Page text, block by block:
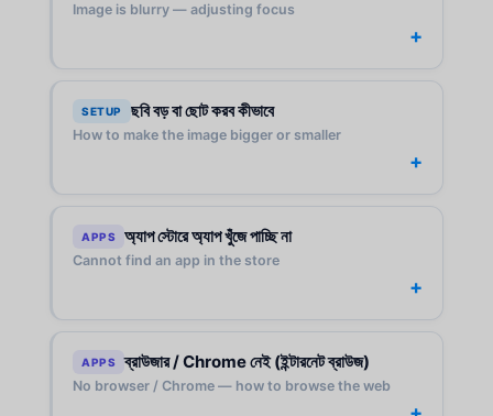
Image is blurry — adjusting focus
SETUP ছবি বড় বা ছোট করব কীভাবে
How to make the image bigger or smaller
APPS অ্যাপ স্টোরে অ্যাপ খুঁজে পাচ্ছি না
Cannot find an app in the store
APPS ব্রাউজার / Chrome নেই (ইন্টারনেট ব্রাউজ)
No browser / Chrome — how to browse the web